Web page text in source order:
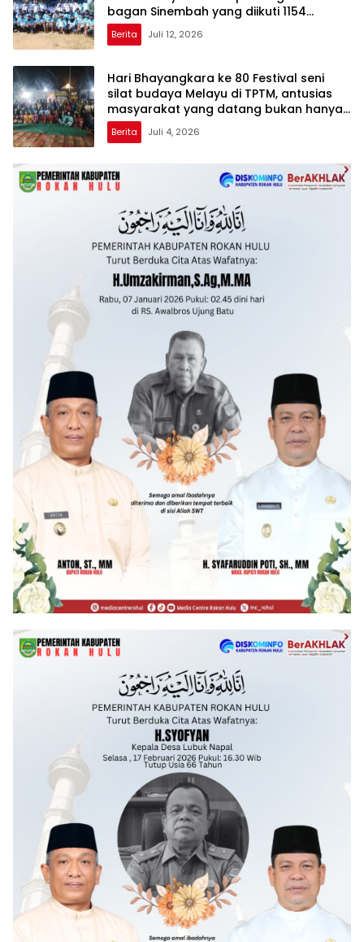
bagan Sinembah yang diikuti 1154
peserta dari berbagai wilayah di pulau
sumatera
Berita Juli 12, 2026
Hari Bhayangkara ke 80 Festival seni
silat budaya Melayu di TPTM, antusias
masyarakat yang datang bukan hanya
dari Rohil, bahkan dari luar kabupaten
Rohil
Berita Juli 4, 2026